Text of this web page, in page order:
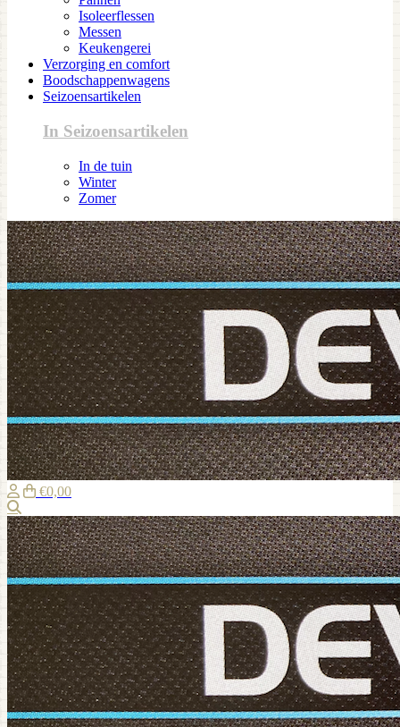
Isoleerflessen
Messen
Keukengerei
Verzorging en comfort
Boodschappenwagens
Seizoensartikelen
In Seizoensartikelen
In de tuin
Winter
Zomer
€0,00